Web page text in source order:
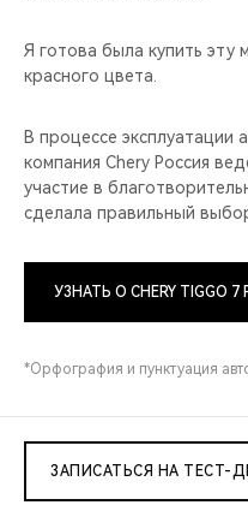
Я готова была купить эту
красного цвета.
В процессе эксплуатации
компания Chery Россия
участие в
сделала правильный
УЗНАТЬ О CHERY TIGGO 7
*Орфография и пунктуация
ЗАПИСАТЬСЯ НА ТЕСТ-